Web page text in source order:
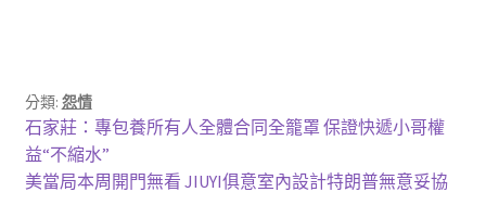
分類: 怨情
文
章
上
一
篇
石家莊：專包養所有人全體合同全籠罩 保證快遞小哥權
益“不縮水”
下
美當局本周開門無看 JIUYI俱意室內設計特朗普無意妥協